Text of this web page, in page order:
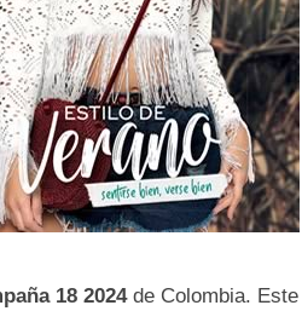
18 2024de Colombia.